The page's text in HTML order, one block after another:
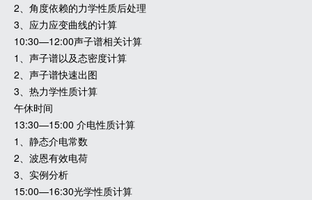
2、角度依赖的力学性质后处理
3、应力应变曲线的计算
10:30—12:00声子谱相关计算
1、声子谱以及态密度计算
2、声子谱快速出图
3、热力学性质计算
午休时间
13:30—15:00 介电性质计算
1、静态介电常数
2、波恩有效电荷
3、实例分析
15:00—16:30光学性质计算